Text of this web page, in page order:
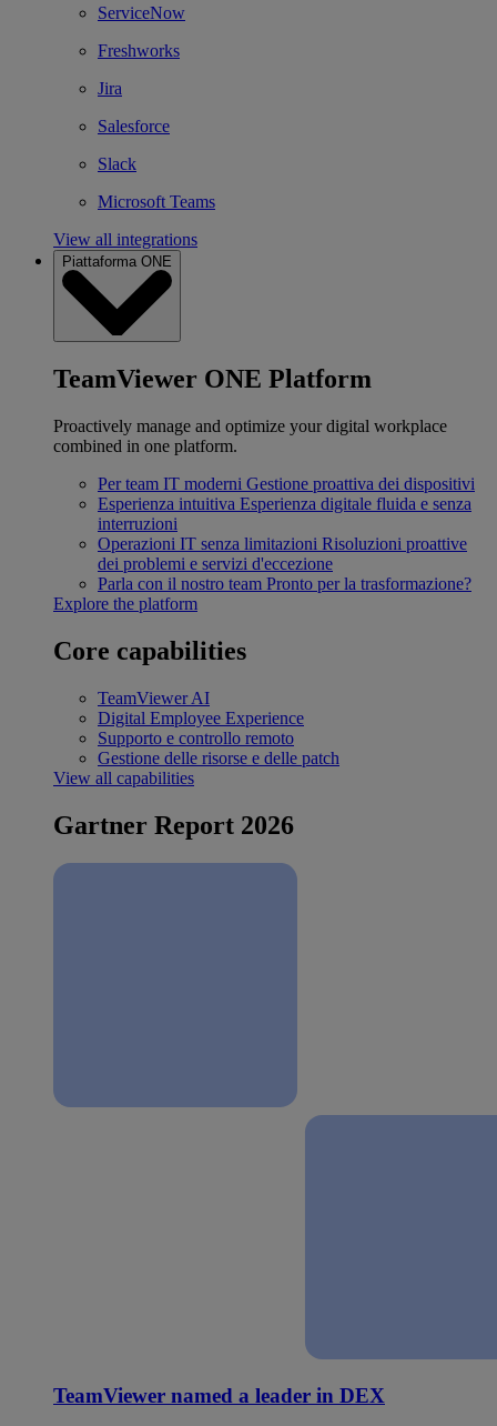
ServiceNow
Freshworks
Jira
Salesforce
Slack
Microsoft Teams
View all integrations
Piattaforma ONE
TeamViewer ONE Platform
Proactively manage and optimize your digital workplace
combined in one platform.
Per team IT moderni Gestione proattiva dei dispositivi
Esperienza intuitiva Esperienza digitale fluida e senza
interruzioni
Operazioni IT senza limitazioni Risoluzioni proattive
dei problemi e servizi d'eccezione
Parla con il nostro team Pronto per la trasformazione?
Explore the platform
Core capabilities
TeamViewer AI
Digital Employee Experience
Supporto e controllo remoto
Gestione delle risorse e delle patch
View all capabilities
Gartner Report 2026
TeamViewer named a leader in DEX